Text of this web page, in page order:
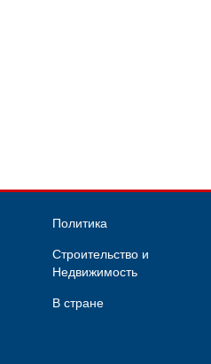
Политика
Строительство и
Недвижимость
В стране